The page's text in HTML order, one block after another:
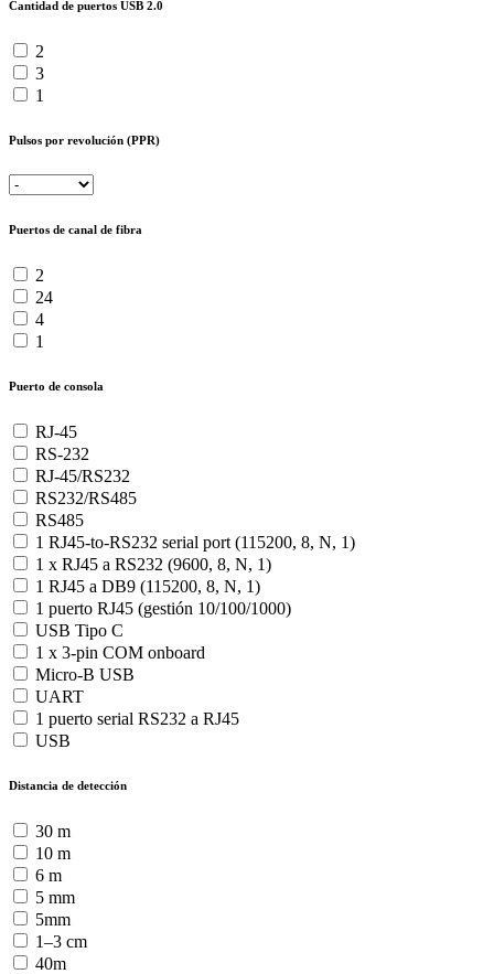
Cantidad de puertos USB 2.0
2
3
1
Pulsos por revolución (PPR)
Puertos de canal de fibra
2
24
4
1
Puerto de consola
RJ-45
RS-232
RJ-45/RS232
RS232/RS485
RS485
1 RJ45-to-RS232 serial port (115200, 8, N, 1)
1 x RJ45 a RS232 (9600, 8, N, 1)
1 RJ45 a DB9 (115200, 8, N, 1)
1 puerto RJ45 (gestión 10/100/1000)
USB Tipo C
1 x 3-pin COM onboard
Micro-B USB
UART
1 puerto serial RS232 a RJ45
USB
Distancia de detección
30 m
10 m
6 m
5 mm
5mm
1–3 cm
40m